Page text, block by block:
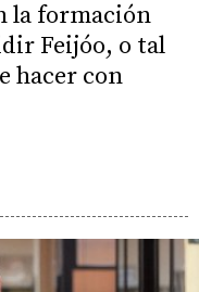
la formación
Feijóo, o tal
hacer con